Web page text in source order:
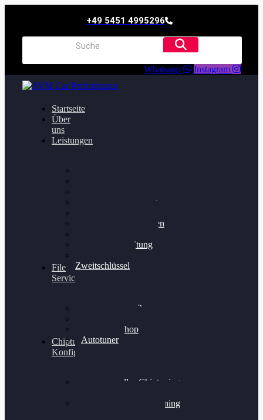
+49 5451 4995296
Whatsapp Instagram
Startseite
Über
uns
Leistungen
Getriebeoptimierung
Bremsscheiben planen
Felgenaufbereitung
Zweitschlüssel
File
Service
Alientech Kess3
Alientech Shop
Autotuner
Chiptuning
Konfigurator
Professionelles Chiptuning
Professionelles Chiptuning